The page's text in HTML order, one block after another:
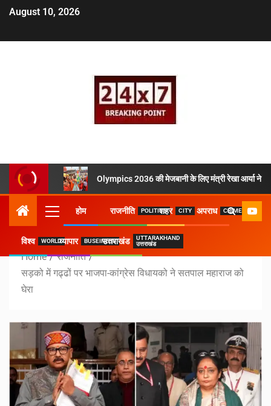
August 10, 2026
Olympics 2036 की मेजबानी के लिए मंत्री रेखा आर्या ने
होम राजनीति POLITICSशहर CITY अपराध CRIME
विश्व WORLDव्यापार BUSEINESSउत्तराखंड
UTTARAKHAND
उत्तराखंड
Home
राजनीति
सड़को में गढ्ढों पर भाजपा-कांग्रेस विधायको ने सतपाल महाराज को
घेरा